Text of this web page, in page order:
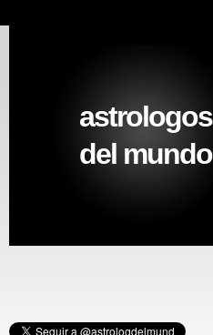
astrologos
del mundo